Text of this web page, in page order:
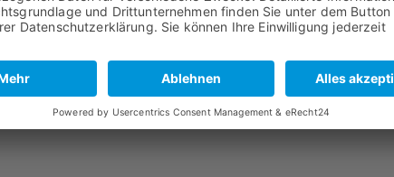
.
NACHRICHT SENDEN